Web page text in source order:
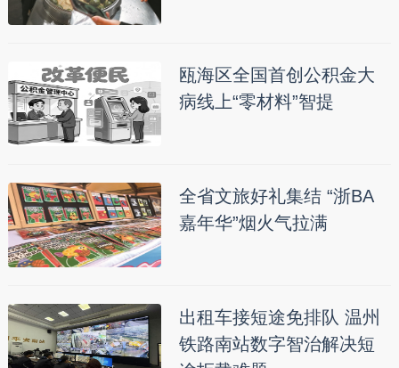
瓯海区全国首创公积金大
病线上“零材料”智提
全省文旅好礼集结 “浙BA
嘉年华”烟火气拉满
出租车接短途免排队 温州
铁路南站数字智治解决短